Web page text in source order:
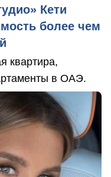
Кети
более чем
квартира,
в ОАЭ.